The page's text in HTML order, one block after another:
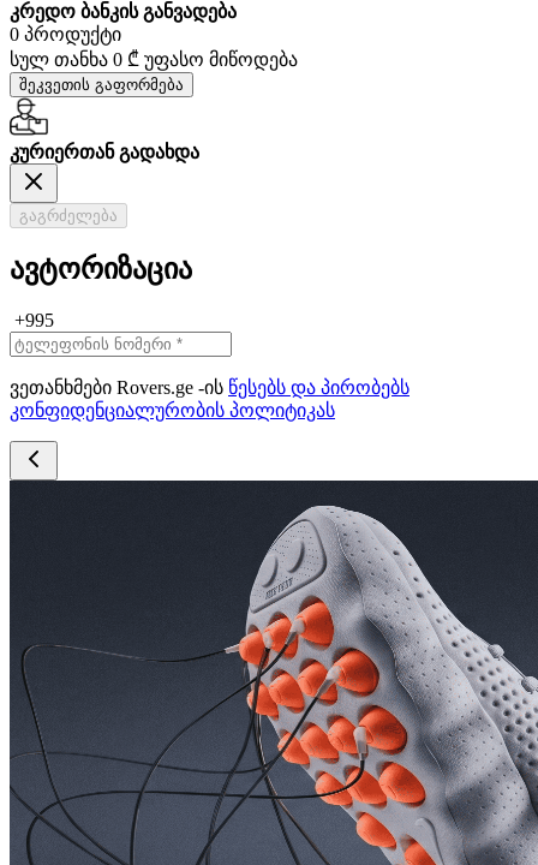
კრედო ბანკის განვადება
0 პროდუქტი
სულ თანხა 0 ₾ უფასო მიწოდება
შეკვეთის გაფორმება
კურიერთან გადახდა
გაგრძელება
ავტორიზაცია
+995
ვეთანხმები Rovers.ge -ის წესებს და პირობებს
კონფიდენციალურობის პოლიტიკას